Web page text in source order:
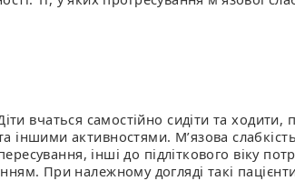
вчаться самостійно сидіти та ходити,
активностями. М’язова
інші до підліткового віку
При належному догляді такі